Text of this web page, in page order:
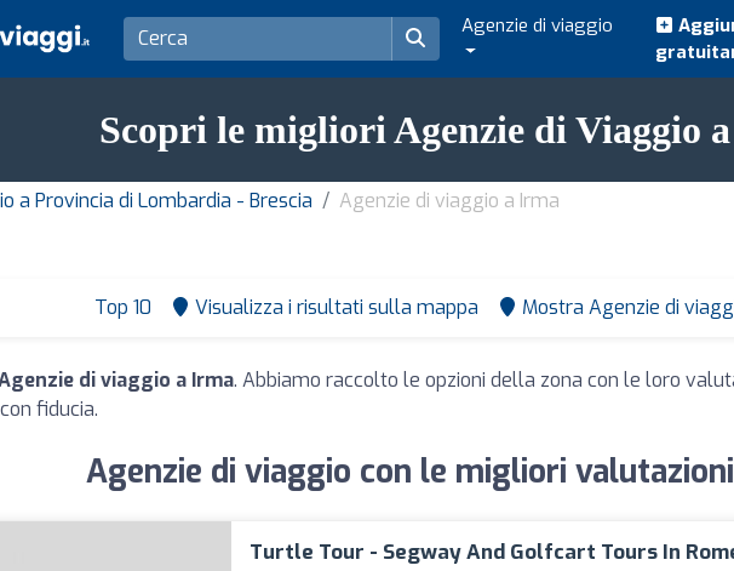
Agenzie di viaggio
Scopri le migliori Agenzie di Viaggio
a Provincia di Lombardia - Brescia Agenzie di viaggio a Irma
Top 10 Visualizza i risultati sulla mappa Mostra Agenzie di
di viaggio a Irma. Abbiamo raccolto le opzioni della zona con le loro
fiducia.
Agenzie di viaggio con le migliori
Turtle Tour - Segway And Golfcart Tours In